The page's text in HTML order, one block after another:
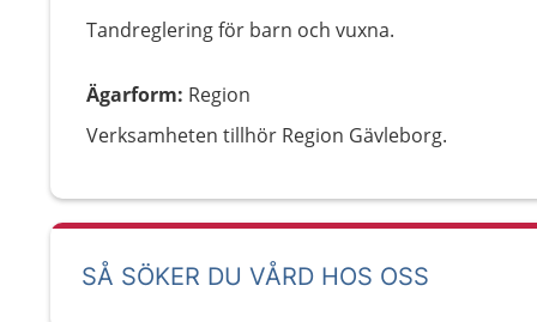
Tandreglering för barn och vuxna.
Ägarform: Region
Verksamheten tillhör Region Gävleborg.
SÅ SÖKER DU VÅRD HOS OSS